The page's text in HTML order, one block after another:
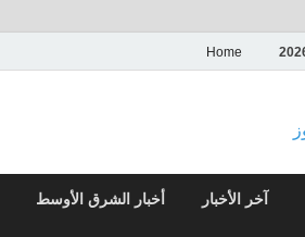
Home
ميزو نيوز
آخر الأخبار أخبار الشرق الأوسط